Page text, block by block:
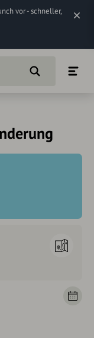
vor - schneller,